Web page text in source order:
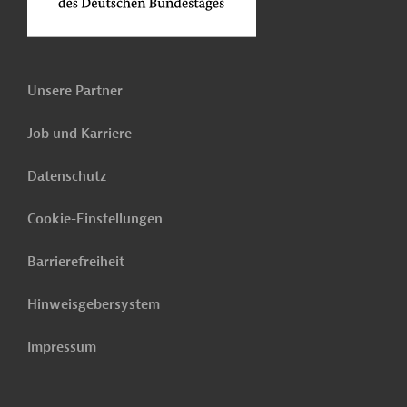
Unsere Partner
Job und Karriere
Datenschutz
Cookie-Einstellungen
Barrierefreiheit
Hinweisgebersystem
Impressum